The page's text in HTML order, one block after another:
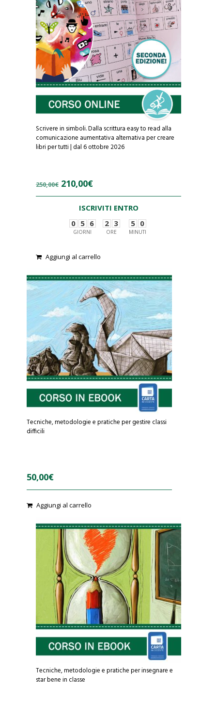
f
5
Scrivere in simboli. Dalla scrittura easy to read alla
comunicazione aumentativa alternativa per creare
libri per tutti | dal 6 ottobre 2026
250,00€ Il
prezzo
originale
era:
210,00€Il
prezzo
attuale
è:
ISCRIVITI ENTRO
0 5 6
GIORNI
2 3
ORE
5 0
MINUTI
t
o
f
5
Aggiungi al carrello
Tecniche, metodologie e pratiche per gestire classi
difficili
50,00€
t
o
Aggiungi al carrello
Tecniche, metodologie e pratiche per insegnare e
star bene in classe